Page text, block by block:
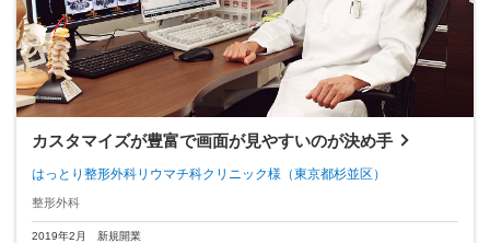
カスタマイズが豊富で画面が見やすいのが決め手
はっとり整形外科リウマチ科クリニック様 （東京都杉並区）
整形外科
2019年2月 新規開業